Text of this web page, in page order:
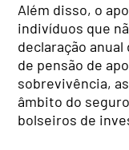
Além disso, o
indivíduos que
declaração
de pensão de
sobrevivência,
âmbito do
bolseiros de